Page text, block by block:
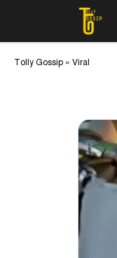
to
content
Tolly Gossip » Viral